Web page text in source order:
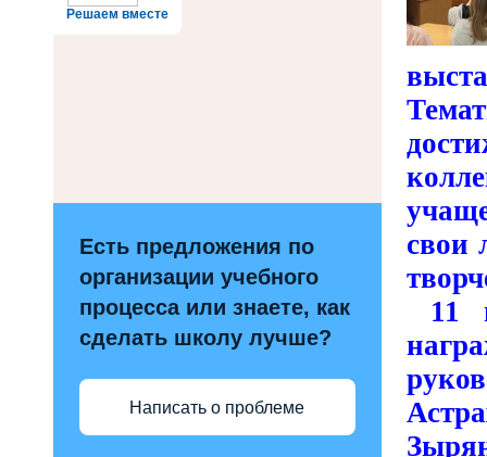
Решаем вместе
Есть предложения по
организации учебного
процесса или знаете, как
сделать школу лучше?
Написать о проблеме
свои
11